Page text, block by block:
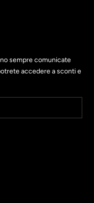
sempre comunicate
accedere a sconti e